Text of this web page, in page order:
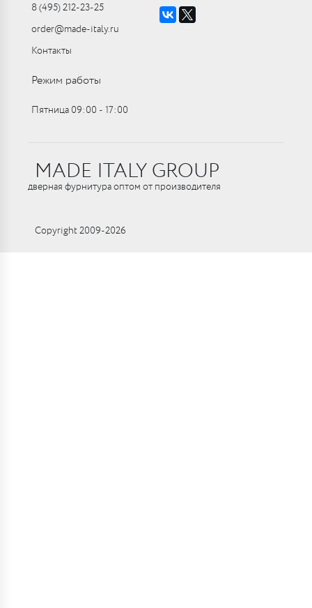
8 (495) 212-23-25
order@made-italy.ru
Контакты
Режим работы
Пятница 09:00 ‑ 17:00
MADE ITALY GROUP
дверная фурнитура оптом от производителя
Copyright 2009-2026